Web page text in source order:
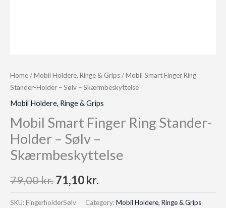
Home/Mobil Holdere, Ringe & Grips/ Mobil Smart Finger Ring
Stander-Holder – Sølv – Skærmbeskyttelse
Mobil Holdere, Ringe & Grips
Mobil Smart Finger Ring Stander-
Holder – Sølv –
Skærmbeskyttelse
79,00kr.Original
price
71,10kr.
price
SKU: FingerholderSølv Category:Mobil Holdere, Ringe & Grips